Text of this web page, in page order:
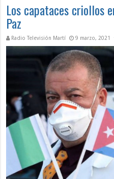
Los capataces criollos
Paz
Radio Televisión Martí 9 marzo, 2021